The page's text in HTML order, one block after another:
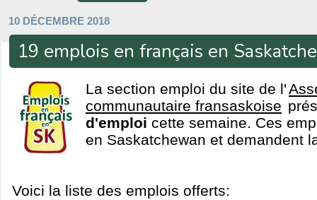
10 DÉCEMBRE 2018
19 emplois en français en
La section emploi du site de l'
communautaire fransaskoise
d'emploi cette semaine. Ces
en Saskatchewan et demandent
Voici la liste des emplois offerts: